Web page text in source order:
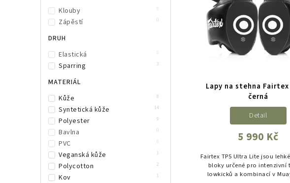
Neonově zelená
Oranžová
Růžová
Šedá
Zelená
Zlatá
Béžová
Vínová 2
Mint 1
Klouby
0
Zápěstí 0
DRUH
Elastická
0
Sparring 3
MATERIÁL
Kůže
8
Syntetická kůže 14
Polyester 9
Bavlna 0
PVC 0
Veganská kůže 1
Polycotton 2
Kov 1
Lapy na stehna Fairtex
černá
5 990 Kč
Detail
Fairtex TP5 Ultra Lite jsou
bloky určené pro intenzivní
lowkicků a kombinací v